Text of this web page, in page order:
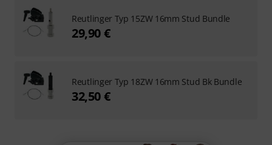
Reutlinger Typ 15ZW 16mm Stud Bundle
29,90 €
Reutlinger Typ 18ZW 16mm Stud Bk Bundle
32,50 €